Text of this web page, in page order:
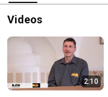
Videos
2:10